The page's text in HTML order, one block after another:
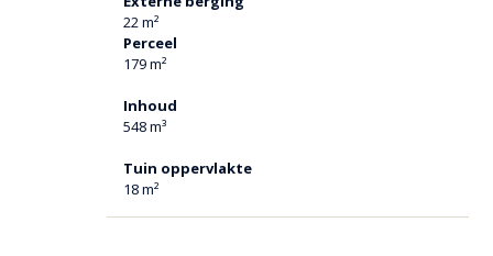
geven. Wij hebben echter een samenwerking met een aantal
financieel adviseurs. Vraag gerust naar de mogelijkheden.
samengesteld. Onzerzijds wordt echter geen enkele
aansprakelijkheid aanvaard voor enige onvolledigheid,
opgegeven maten en oppervlakten zijn indicatief. Eventuele
bijgesloten plattegrond-tekeningen zijn ter indicatie en
22 m²
Perceel
179 m²
Inhoud
548 m³
Tuin oppervlakte
18 m²